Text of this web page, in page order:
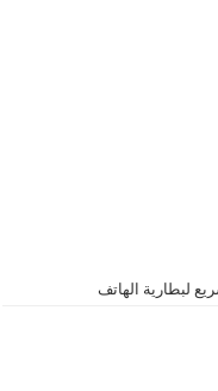
لبطارية الهاتف